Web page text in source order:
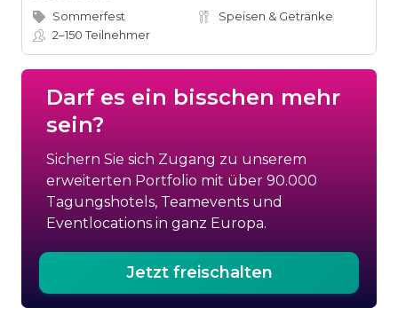
Sommerfest
Speisen & Getränke
2–150Teilnehmer
Darf es ein bisschen mehr
sein?
Sichern Sie sich Zugang zu unserem
erweiterten Portfolio mit über 90.000
Tagungshotels, Teamevents und
Eventlocations in ganz Europa.
Jetzt freischalten